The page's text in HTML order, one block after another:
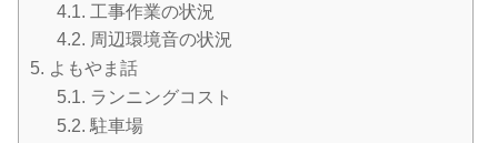
4.1. 工事作業の状況
4.2. 周辺環境音の状況
5. よもやま話
5.1. ランニングコスト
5.2. 駐車場